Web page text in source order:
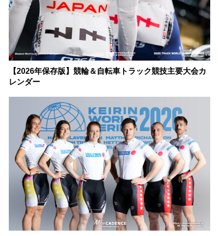
【2026年保存版】競輪＆自転車トラック競技主要大会カ
レンダー